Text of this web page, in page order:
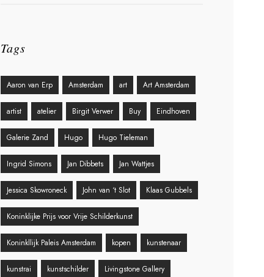
Tags
Aaron van Erp Amsterdam art Art Amsterdam
artist atelier Birgit Verwer Buy Eindhoven
Galerie Zand Hugo Hugo Tieleman
Ingrid Simons Jan Dibbets Jan Wattjes
Jessica Skowroneck John van ‘t Slot Klaas Gubbels
Koninklijke Prijs voor Vrije Schilderkunst
Koninkllijk Paleis Amsterdam kopen kunstenaar
kunstrai kunstschilder Livingstone Gallery